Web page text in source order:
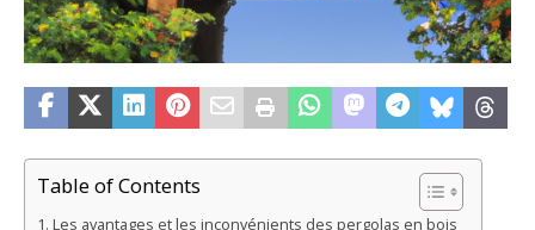
Table of Contents
Les avantages et les inconvénients des pergolas en bois